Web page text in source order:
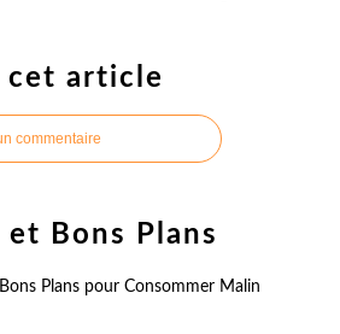
cet article
commentaire
et Bons Plans